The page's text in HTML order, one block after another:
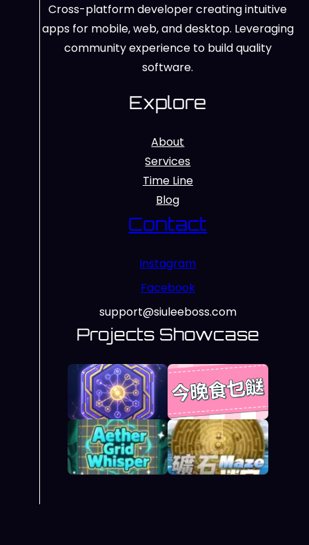
Cross-platform developer creating intuitive
apps for mobile, web, and desktop. Leveraging
community experience to build quality
software.
Explore
About
Services
Time Line
Blog
Contact
Instagram
Facebook
support@siuleeboss.com
Projects Showcase